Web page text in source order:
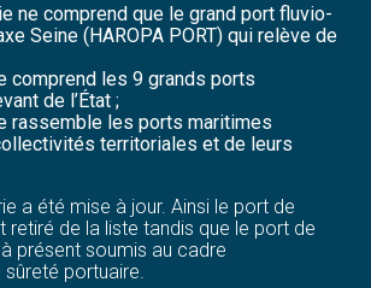
ne comprend que le grand port fluvio-
Seine (HAROPA PORT) qui relève de
comprend les 9 grands ports
de l’État ;
rassemble les ports maritimes
territoriales et de leurs
a été mise à jour. Ainsi le port de
retiré de la liste tandis que le port de
présent soumis au cadre
portuaire.